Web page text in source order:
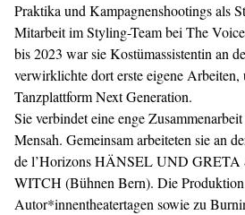
Praktika und Kampagnenshootings als
Mitarbeit im Styling-Team bei The
bis 2023 war sie Kostümassistentin an
verwirklichte dort erste eigene Arbeiten,
Tanzplattform Next Generation.
Sie verbindet eine enge
Mensah. Gemeinsam arbeiteten sie an
de l’Horizons HÄNSEL UND
WITCH (Bühnen Bern). Die
Autor*innentheatertagen sowie zu